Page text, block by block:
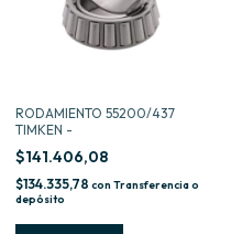
RODAMIENTO 55200/437
TIMKEN -
$141.406,08
$134.335,78 con Transferencia o
depósito